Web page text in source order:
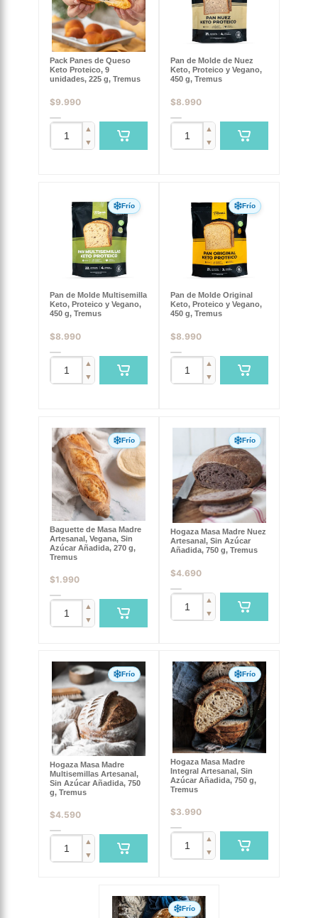
Pack Panes de Queso
Keto Proteico, 9
unidades, 225 g, Tremus
$9.990
▲
▼
Pan de Molde de Nuez
Keto, Proteico y Vegano,
450 g, Tremus
$8.990
▲
▼
Frío
Pan de Molde Multisemilla
Keto, Proteico y Vegano,
450 g, Tremus
$8.990
▲
▼
Frío
Pan de Molde Original
Keto, Proteico y Vegano,
450 g, Tremus
$8.990
▲
▼
Frío
Baguette de Masa Madre
Artesanal, Vegana, Sin
Azúcar Añadida, 270 g,
Tremus
$1.990
▲
▼
Frío
Hogaza Masa Madre Nuez
Artesanal, Sin Azúcar
Añadida, 750 g, Tremus
$4.690
▲
▼
Frío
Hogaza Masa Madre
Multisemillas Artesanal,
Sin Azúcar Añadida, 750
g, Tremus
$4.590
▲
▼
Frío
Hogaza Masa Madre
Integral Artesanal, Sin
Azúcar Añadida, 750 g,
Tremus
$3.990
▲
▼
Frío